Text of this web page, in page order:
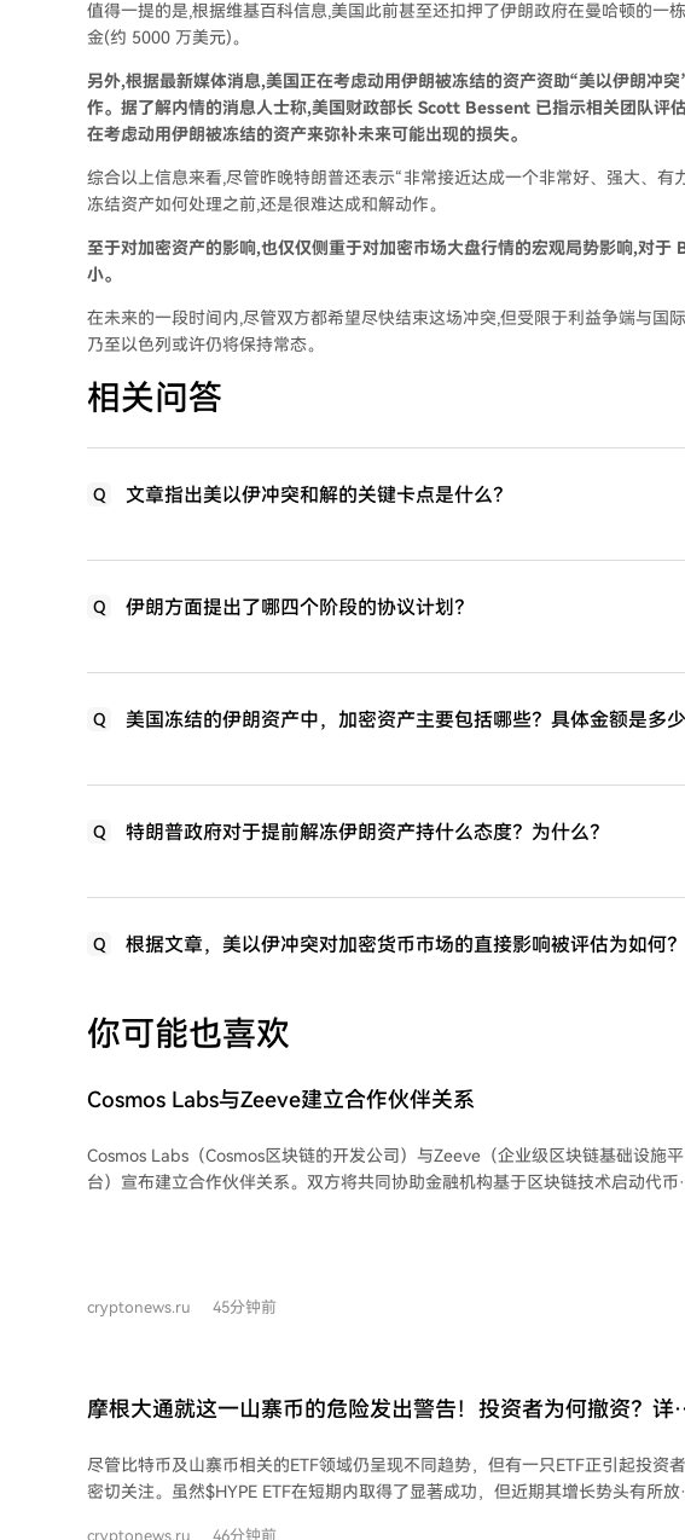
值得一提的是,根据维基百科信息,美国此前甚至还扣押了伊朗政府在曼哈顿的一
金(约 5000 万美元)。
另外,根据最新媒体消息,美国正在考虑动用伊朗被冻结的资产资助“美以伊朗冲
作。据了解内情的消息人士称,美国财政部长 Scott Bessent 已指示相关团队评
在考虑动用伊朗被冻结的资产来弥补未来可能出现的损失。
综合以上信息来看,尽管昨晚特朗普还表示“非常接近达成一个非常好、强大、有
冻结资产如何处理之前,还是很难达成和解动作。
至于对加密资产的影响,也仅仅侧重于对加密市场大盘行情的宏观局势影响,对于
小。
在未来的一段时间内,尽管双方都希望尽快结束这场冲突,但受限于利益争端与国
乃至以色列或许仍将保持常态。
相关问答
Q 文章指出美以伊冲突和解的关键卡点是什么？
Q 伊朗方面提出了哪四个阶段的协议计划？
Q 美国冻结的伊朗资产中，加密资产主要包括哪些？具体金额是多少
Q 特朗普政府对于提前解冻伊朗资产持什么态度？为什么？
Q 根据文章，美以伊冲突对加密货币市场的直接影响被评估为如何？
你可能也喜欢
Cosmos Labs与Zeeve建立合作伙伴关系
Cosmos Labs（Cosmos区块链的开发公司）与Zeeve（企业级区块链基础设施平
台）宣布建立合作伙伴关系。双方将共同协助金融机构基于区块链技术启动代币
机构对可靠性、安全性和隐私性的严格要求。
cryptonews.ru 45分钟前
摩根大通就这一山寨币的危险发出警告！投资者为何撤资？详
尽管比特币及山寨币相关的ETF领域仍呈现不同趋势，但有一只ETF正引起投资
密切关注。虽然$HYPE ETF在短期内取得了显著成功，但近期其增长势头有所放
cryptonews.ru 46分钟前